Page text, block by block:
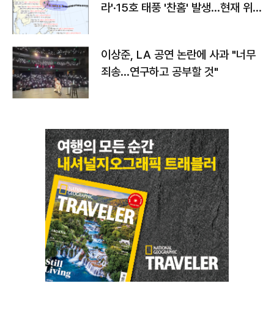
라'·15호 태풍 '찬홈' 발생…현재 위
이상준, LA 공연 논란에 사과 "너무
죄송…연구하고 공부할 것"